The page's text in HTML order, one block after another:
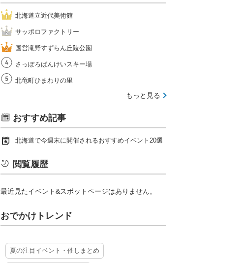
北海道立近代美術館
サッポロファクトリー
国営滝野すずらん丘陵公園
さっぽろばんけいスキー場
北竜町ひまわりの里
もっと見る
おすすめ記事
北海道で今週末に開催されるおすすめイベント20選
閲覧履歴
最近見たイベント&スポットページはありません。
おでかけトレンド
夏の注目イベント・催しまとめ